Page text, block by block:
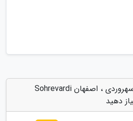
به "آشنایی هتل سنتی سهروردی ، اصفهان Sohrevardi